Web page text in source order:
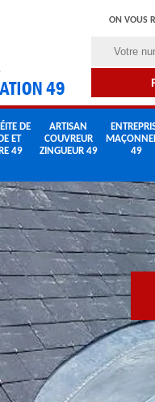
ON VOUS
DE
ET
49
ARTISAN
COUVREUR
ZINGUEUR 49
49